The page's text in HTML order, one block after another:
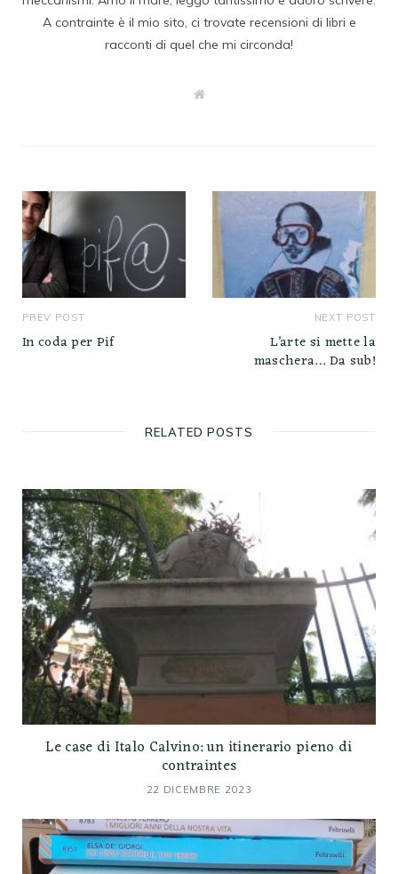
A contrainte è il mio sito, ci trovate recensioni di libri e
racconti di quel che mi circonda!
W
PREV POST
In coda per Pif
NEXT POST
L’arte si mette la
maschera… Da sub!
RELATED POSTS
Le case di Italo Calvino: un itinerario pieno di
contraintes
22 DICEMBRE 2023